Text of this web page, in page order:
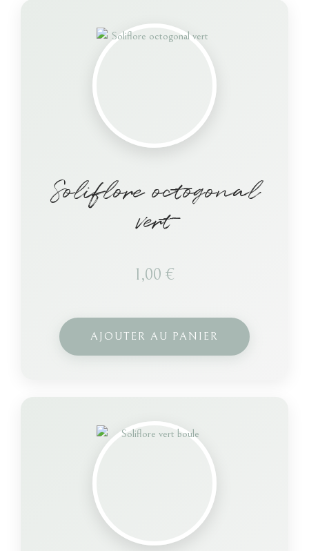
Soliflore octogonal
vert
1,00 €
AJOUTER AU PANIER